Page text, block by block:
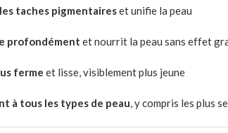
taches pigmentaireset unifie la peau
profondément et nourrit la peau sans effet
ferme et lisse, visiblement plus jeune
à tous les types de peau, y compris les plus